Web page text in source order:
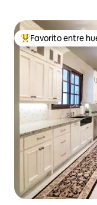
De los mejores en
Favorito entre